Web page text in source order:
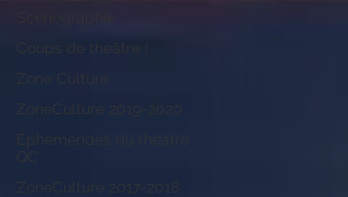
Coups de théâtre !
Zone Culture
ZoneCulture 2019-2020
Éphémérides du théâtre
QC
ZoneCulture 2017-2018